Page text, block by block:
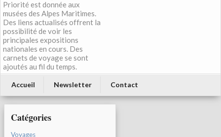
Priorité est donnée aux
musées des Alpes Maritimes.
Des liens actualisés offrent la
possibilité de voir les
principales expositions
nationales en cours. Des
carnets de voyage se sont
ajoutés au fil du temps.
Accueil Newsletter Contact
Catégories
Voyages